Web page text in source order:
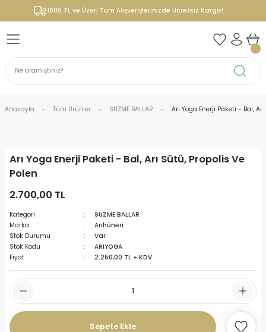
1000 TL ve Üzeri Tüm Alışverişlerinizde Ücretsiz Kargo!
Anasayfa Tüm Ürünler SÜZME BALLAR Arı Yoga Enerji Paketi - Bal,
Arı Yoga Enerji Paketi - Bal, Arı Sütü, Propolis Ve
Polen
2.700,00 TL
Kategori
SÜZME BALLAR
Marka
Arıhüneri
Stok Durumu
Var
Stok Kodu
ARIYOGA
Fiyat
2.250,00 TL + KDV
Sepete Ekle